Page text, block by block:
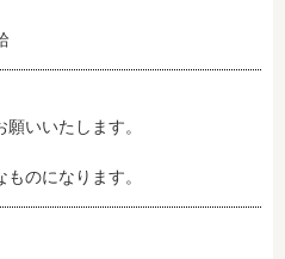
いいたします。
のになります。
土日祝休み
駅徒歩5分以内
15時までのお仕事